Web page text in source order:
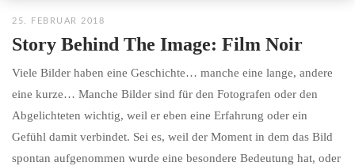
25. FEBRUAR 2018
Story Behind The Image: Film Noir
Viele Bilder haben eine Geschichte… manche eine lange, andere
eine kurze… Manche Bilder sind für den Fotografen oder den
Abgelichteten wichtig, weil er eben eine Erfahrung oder ein
Gefühl damit verbindet. Sei es, weil der Moment in dem das Bild
spontan aufgenommen wurde eine besondere Bedeutung hat, oder